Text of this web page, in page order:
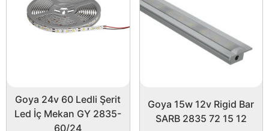
Goya 24v 60 Ledli Şerit
Led İç Mekan GY 2835-
60/24
Goya 15w 12v Rigid Bar
SARB 2835 72 15 12